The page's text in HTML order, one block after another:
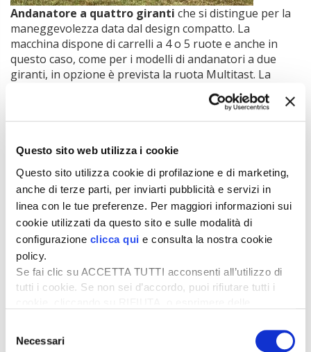
Questo sito web utilizza i cookie
Questo sito utilizza cookie di profilazione e di marketing,
anche di terze parti, per inviarti pubblicità e servizi in
linea con le tue preferenze. Per maggiori informazioni sui
cookie utilizzati da questo sito e sulle modalità di
configurazione clicca qui e consulta la nostra cookie
policy.
Se fai clic su ACCETTA TUTTI acconsenti all’utilizzo di
tutti i cookie. Se non sei d’accordo, puoi rifiutare tutti i
desideri accettare e cliccando ACCETTA SELEZIONATI.
delNecessari
Andanatore a quattro giranti che si distingue per la
maneggevolezza data dal design compatto. La
macchina dispone di carrelli a 4 o 5 ruote e anche in
questo caso, come per i modelli di andanatori a due
giranti, in opzione è prevista la ruota Multitast. La
larghezza di lavoro è regolabile idraulicamente in base
lavoro di 4 m ed è stato progettato per lavorare su
pendii molto ripidi. Questo modello raccoglie il foraggio
in modo pulito tramite i denti del pick-up e senza
ulteriore contatto col terreno; il foraggio viene
trasportato verso l’andana tramite il nastro
trasportatore trasversale.
L’unità a nastro è dotata di una sospensione centrale
mobile; il bilanciere, montato centralmente, consente
indipendentemente dall’inclinazione del trattore.